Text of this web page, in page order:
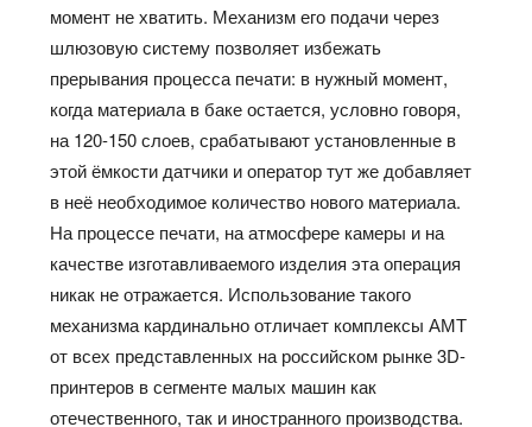
момент не хватить. Механизм его подачи через
шлюзовую систему позволяет избежать
прерывания процесса печати: в нужный момент,
когда материала в баке остается, условно говоря,
на 120-150 слоев, срабатывают установленные в
этой ёмкости датчики и оператор тут же добавляет
в неё необходимое количество нового материала.
На процессе печати, на атмосфере камеры и на
качестве изготавливаемого изделия эта операция
никак не отражается. Использование такого
механизма кардинально отличает комплексы АМТ
от всех представленных на российском рынке 3D-
принтеров в сегменте малых машин как
отечественного, так и иностранного производства.